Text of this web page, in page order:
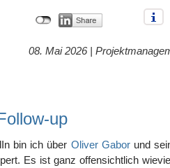
08. Mai 2026 |
up
bin ich über Oliver Gaborund
Es ist ganz offensichtlich